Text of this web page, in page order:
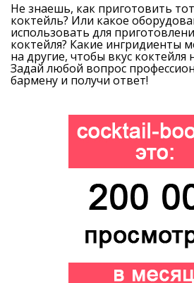
Не знаешь, как приготовить
коктейль? Или какое
использовать для
коктейля? Какие ингридиенты
на другие, чтобы вкус коктейля
Задай любой вопрос
бармену и получи ответ!